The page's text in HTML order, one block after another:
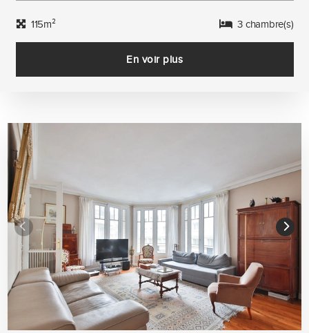
115m² 3 chambre(s)
En voir plus